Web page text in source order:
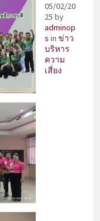
05/02/20
25 by
adminop
s in ข่าว
บริหาร
ความ
เสี่ยง